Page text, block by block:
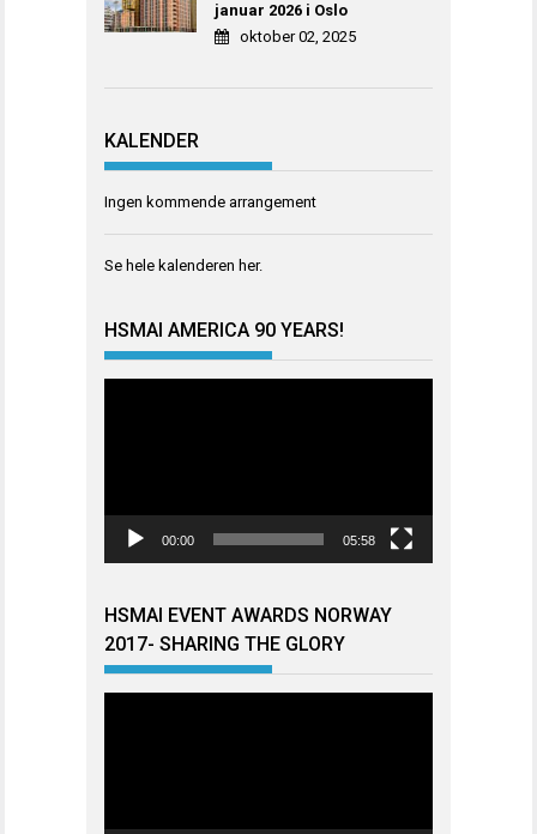
januar 2026 i Oslo
oktober 02, 2025
KALENDER
Ingen kommende arrangement
Se hele kalenderen her.
HSMAI AMERICA 90 YEARS!
00:00 05:58
HSMAI EVENT AWARDS NORWAY
2017- SHARING THE GLORY